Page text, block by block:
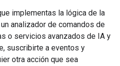
implementas la lógica de la
analizador de comandos de
o servicios avanzados de IA y
suscribirte a eventos y
otra acción que sea